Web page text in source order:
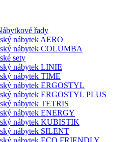
řady
nábytek AERO
nábytek COLUMBA
sety
nábytek LINIE
nábytek TIME
nábytek ERGOSTYL
nábytek ERGOSTYL PLUS
nábytek TETRIS
nábytek ENERGY
nábytek KUBISTIK
nábytek SILENT
nábytek ECO FRIENDLY